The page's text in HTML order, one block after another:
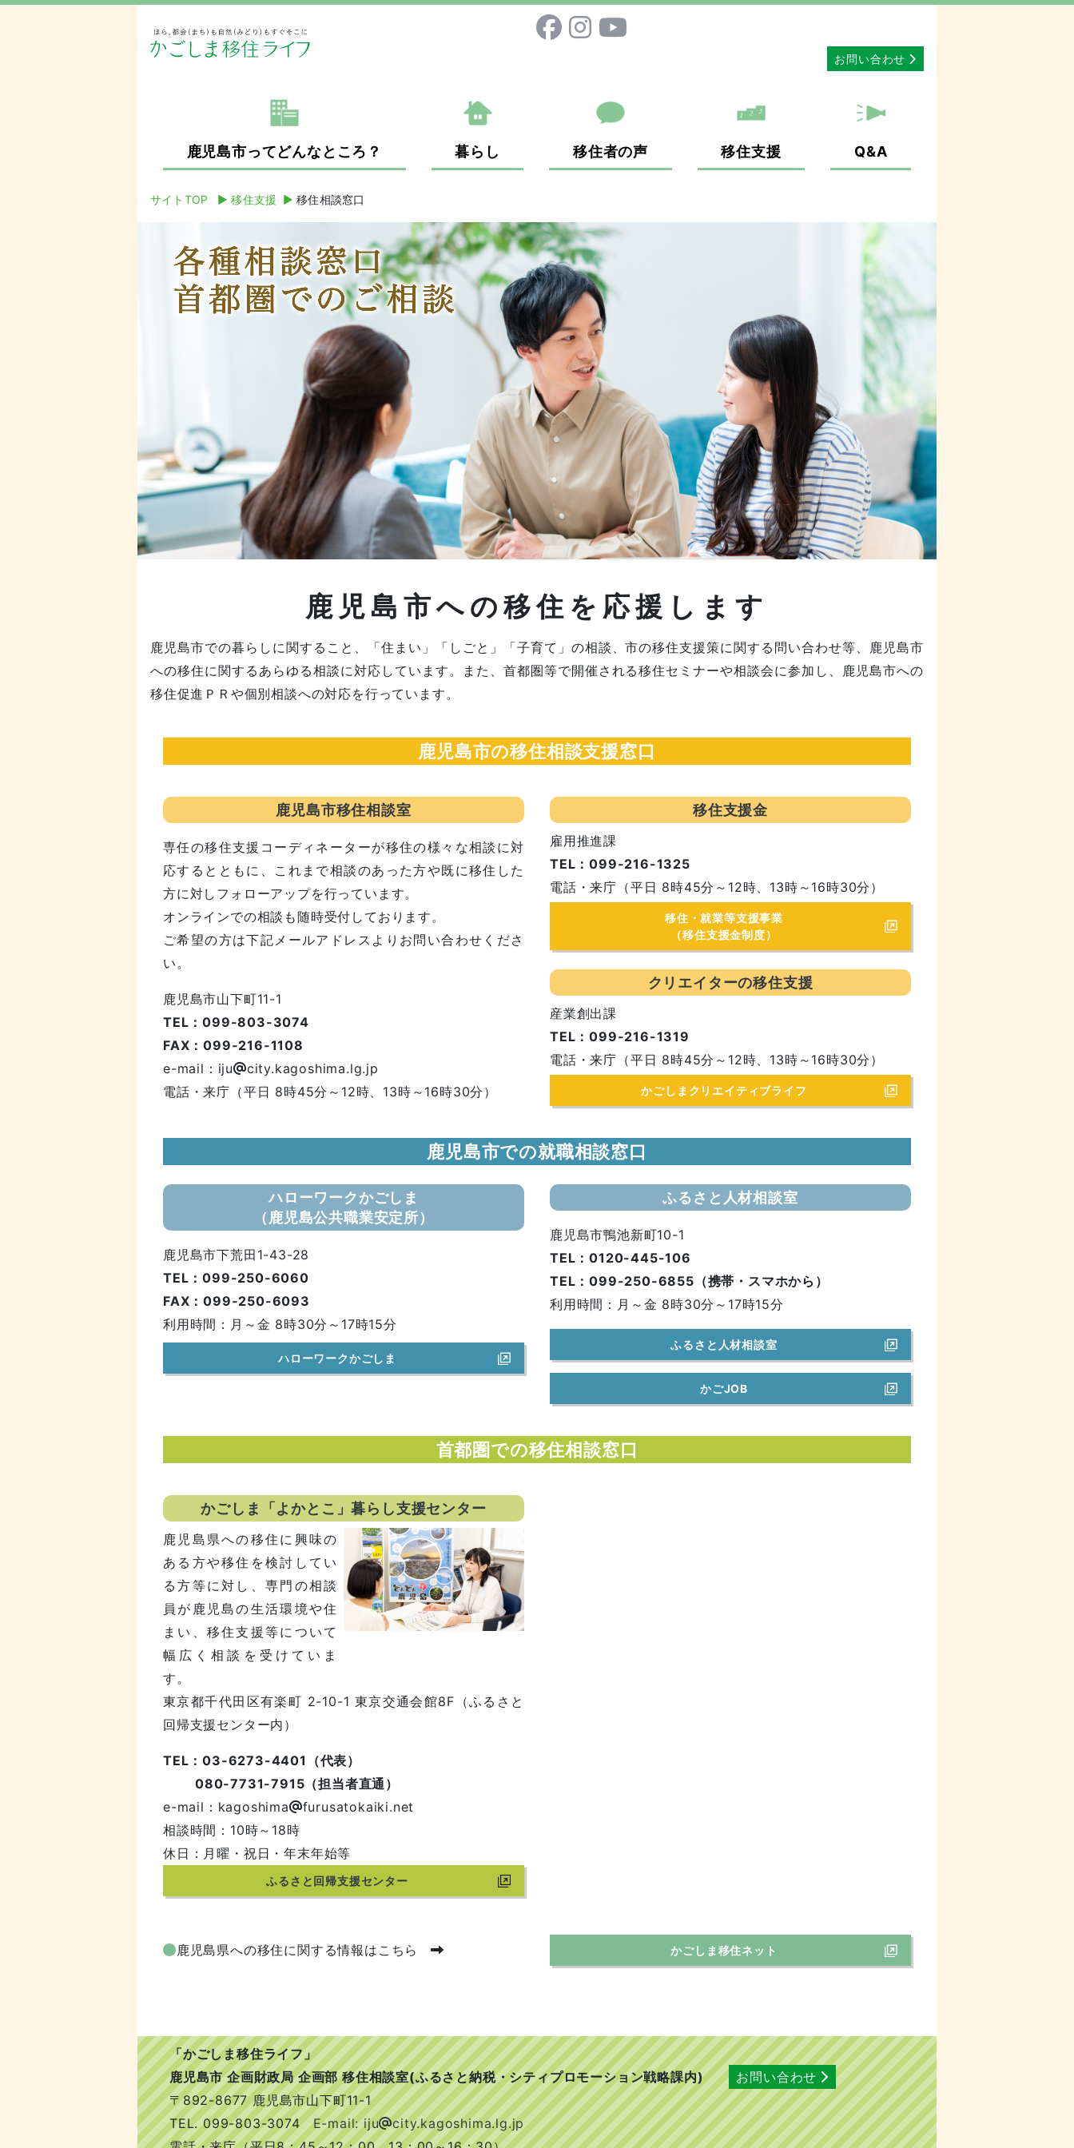
お問い合わせ
鹿児島市ってどんなところ？ 暮らし 移住者の声 移住支援 Q&A
サイトTOP ▶︎ 移住支援 ▶︎ 移住相談窓口
鹿児島市への移住を応援します
鹿児島市での暮らしに関すること、「住まい」「しごと」「子育て」の相談、市の移住支援策に関する問い合わせ等、鹿児島市
への移住に関するあらゆる相談に対応しています。また、首都圏等で開催される移住セミナーや相談会に参加し、鹿児島市への
移住促進ＰＲや個別相談への対応を行っています。
鹿児島市の移住相談支援窓口
鹿児島市移住相談室
専任の移住支援コーディネーターが移住の様々な相談に対
応するとともに、これまで相談のあった方や既に移住した
方に対しフォローアップを行っています。
オンラインでの相談も随時受付しております。
ご希望の方は下記メールアドレスよりお問い合わせくださ
い。
鹿児島市山下町11-1
TEL：099-803-3074
FAX：099-216-1108
e-mail：iju
city.kagoshima.lg.jp
電話・来庁（平日 8時45分～12時、13時～16時30分）
移住支援金
雇用推進課
TEL：099-216-1325
電話・来庁（平日 8時45分～12時、13時～16時30分）
移住・就業等支援事業
（移住支援金制度）
クリエイターの移住支援
産業創出課
TEL：099-216-1319
電話・来庁（平日 8時45分～12時、13時～16時30分）
かごしまクリエイティブライフ
鹿児島市での就職相談窓口
ハローワークかごしま
（鹿児島公共職業安定所）
鹿児島市下荒田1-43-28
TEL：099-250-6060
FAX：099-250-6093
利用時間：月～金 8時30分～17時15分
ハローワークかごしま
ふるさと人材相談室
鹿児島市鴨池新町10-1
TEL：0120-445-106
TEL：099-250-6855（携帯・スマホから）
利用時間：月～金 8時30分～17時15分
ふるさと人材相談室
かごJOB
首都圏での移住相談窓口
かごしま「よかとこ」暮らし支援センター
鹿児島県への移住に興味の
ある方や移住を検討してい
る方等に対し、専門の相談
員が鹿児島の生活環境や住
まい、移住支援等について
幅広く相談を受けていま
す。
東京都千代田区有楽町 2-10-1 東京交通会館8F（ふるさと
回帰支援センター内）
TEL：03-6273-4401（代表）
080-7731-7915（担当者直通）
e-mail：kagoshima
furusatokaiki.net
相談時間：10時～18時
休日：月曜・祝日・年末年始等
ふるさと回帰支援センター
鹿児島県への移住に関する情報はこちら かごしま移住ネット
「かごしま移住ライフ」
鹿児島市 企画財政局 企画部 移住相談室(ふるさと納税・シティプロモーション戦略課内)
〒892-8677 鹿児島市山下町11-1
TEL.099-803-3074 E-mail: iju
city.kagoshima.lg.jp
お問い合わせ